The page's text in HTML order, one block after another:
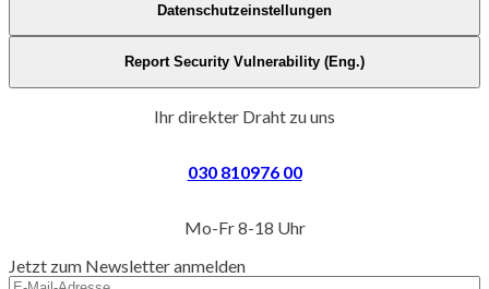
Datenschutzeinstellungen
Report Security Vulnerability (Eng.)
Ihr direkter Draht zu uns
030 810976 00
Mo-Fr 8-18 Uhr
Jetzt zum Newsletter anmelden